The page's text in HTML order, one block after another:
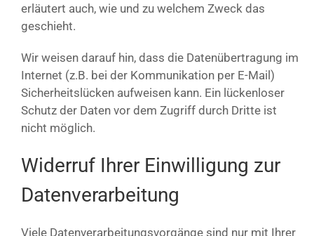
erläutert auch, wie und zu welchem Zweck das
geschieht.
Wir weisen darauf hin, dass die Datenübertragung im
Internet (z.B. bei der Kommunikation per E-Mail)
Sicherheitslücken aufweisen kann. Ein lückenloser
Schutz der Daten vor dem Zugriff durch Dritte ist
nicht möglich.
Widerruf Ihrer Einwilligung zur
Datenverarbeitung
Viele Datenverarbeitungsvorgänge sind nur mit Ihrer